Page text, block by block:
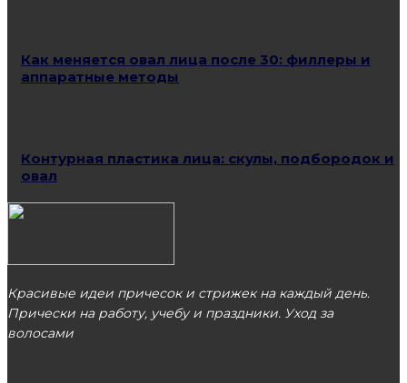
Как меняется овал лица после 30: филлеры и
аппаратные методы
Контурная пластика лица: скулы, подбородок и
овал
Красивые идеи причесок и стрижек на каждый день.
Прически на работу, учебу и праздники. Уход за
волосами